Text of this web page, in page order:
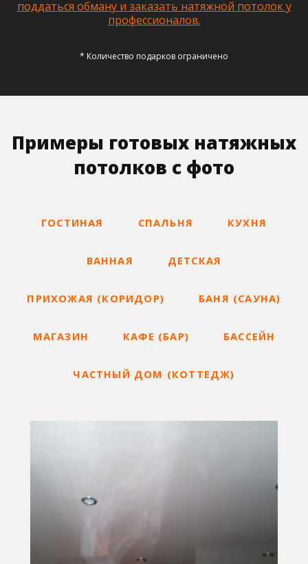
поддаться обману и заказать натяжной потолок у
профессионалов.
* Количество подарков ограничено
Примеры готовых натяжных
потолков с фото
ГОСТИНАЯ СПАЛЬНЯ КУХНЯ
ВАННАЯ ДЕТСКАЯ
ПРИХОЖАЯ (КОРИДОР) БАНЯ (САУНА)
МАГАЗИН КАФЕ (БАР) БАССЕЙН
ЧАСТНЫЙ ДОМ (КОТТЕДЖ)